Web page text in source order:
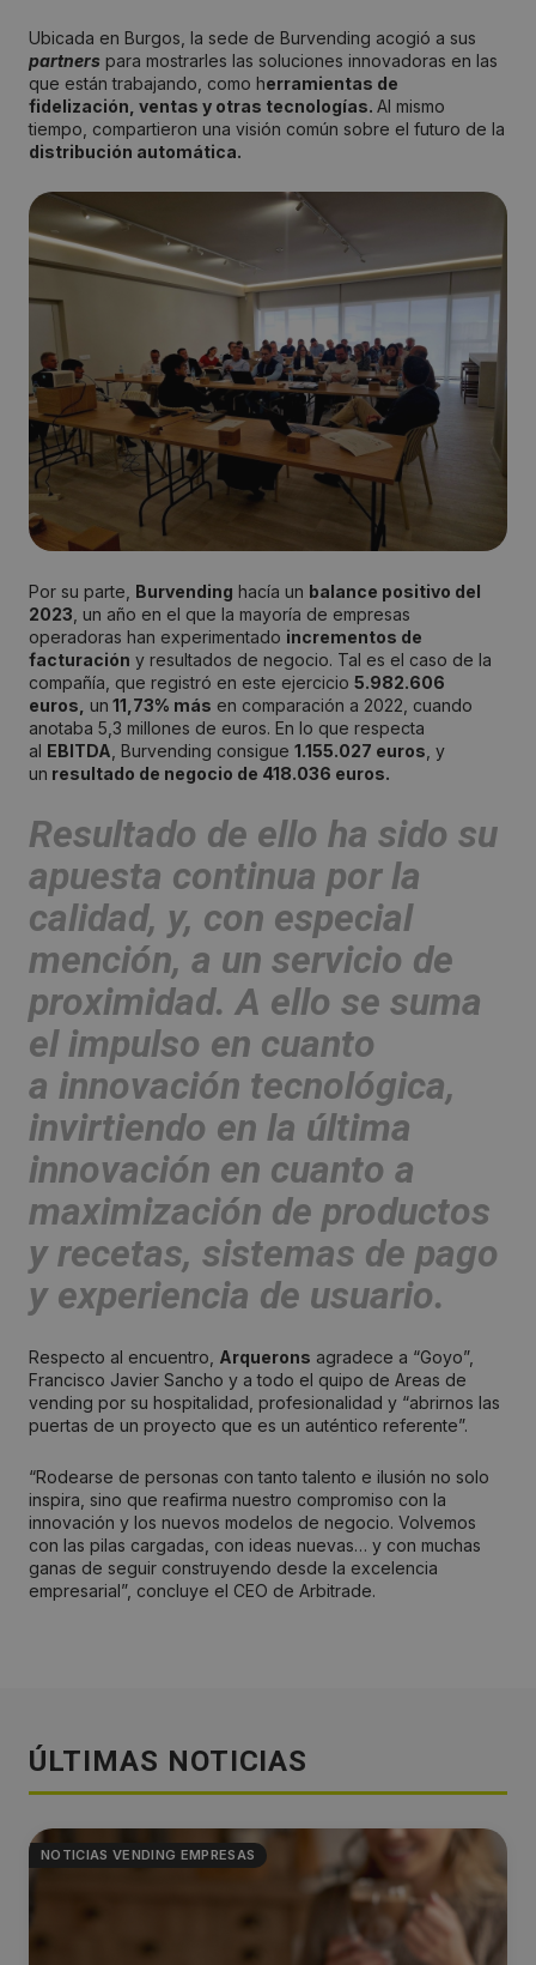
Ubicada en Burgos, la sede de Burvending acogió a sus
partners para mostrarles las soluciones innovadoras en las
que están trabajando, como herramientas de
fidelización, ventas y otras tecnologías. Al mismo
tiempo, compartieron una visión común sobre el futuro de la
distribución automática.
Por su parte, Burvending hacía un balance positivo del
2023 , un año en el que la mayoría de empresas
operadoras han experimentado incrementos de
facturación y resultados de negocio. Tal es el caso de la
compañía, que registró en este ejercicio 5.982.606
euros, un 11,73% más en comparación a 2022, cuando
anotaba 5,3 millones de euros. En lo que respecta
al EBITDA , Burvending consigue 1.155.027 euros , y
un resultado de negocio de 418.036 euros.
Resultado de ello ha sido su
apuesta continua por la
calidad, y, con especial
mención, a un servicio de
proximidad. A ello se suma
el impulso en cuanto
a innovación tecnológica,
invirtiendo en la última
innovación en cuanto a
maximización de productos
y recetas, sistemas de pago
y experiencia de usuario.
Respecto al encuentro, Arquerons agradece a “Goyo”,
Francisco Javier Sancho y a todo el quipo de Areas de
vending por su hospitalidad, profesionalidad y “abrirnos las
puertas de un proyecto que es un auténtico referente”.
“Rodearse de personas con tanto talento e ilusión no solo
inspira, sino que reafirma nuestro compromiso con la
innovación y los nuevos modelos de negocio. Volvemos
con las pilas cargadas, con ideas nuevas… y con muchas
ganas de seguir construyendo desde la excelencia
empresarial”, concluye el CEO de Arbitrade.
ÚLTIMAS NOTICIAS
NOTICIAS VENDING EMPRESAS